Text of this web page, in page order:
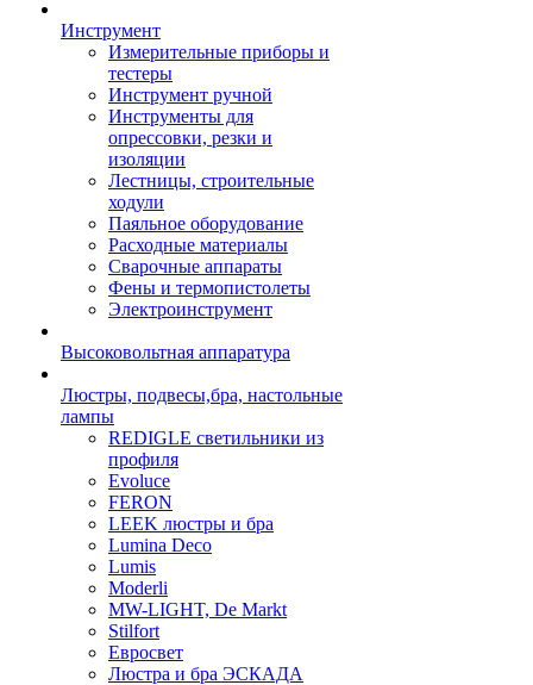
Инструмент
Измерительные приборы и
тестеры
Инструмент ручной
Инструменты для
опрессовки, резки и
изоляции
Лестницы, строительные
ходули
Паяльное оборудование
Расходные материалы
Сварочные аппараты
Фены и термопистолеты
Электроинструмент
Высоковольтная аппаратура
Люстры, подвесы,бра, настольные
лампы
REDIGLE светильники из
профиля
Evoluce
FERON
LEEK люстры и бра
Lumina Deco
Lumis
Moderli
MW-LIGHT, De Markt
Stilfort
Евросвет
Люстра и бра ЭСКАДА